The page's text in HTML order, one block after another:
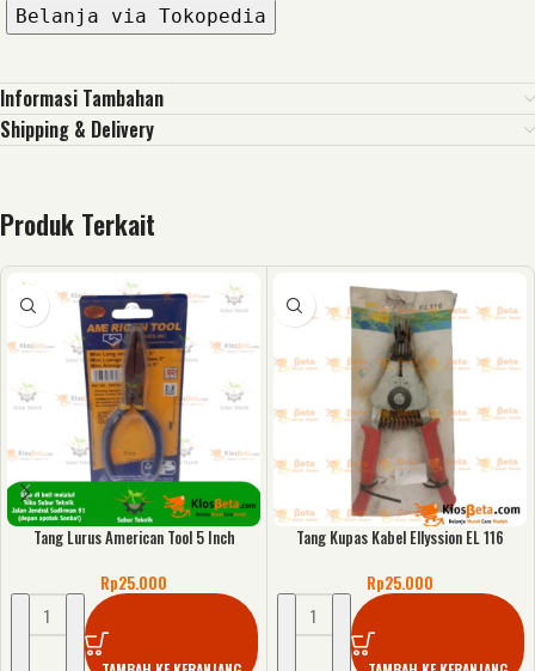
Belanja via Tokopedia
Informasi Tambahan
Shipping & Delivery
Produk Terkait
Tang Lurus American Tool 5 Inch
Rp25.000
Tang Kupas Kabel Ellyssion EL 116
Rp25.000